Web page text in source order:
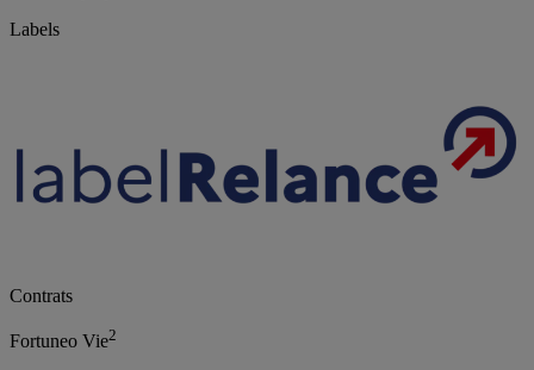
Labels
Contrats
Fortuneo Vie2